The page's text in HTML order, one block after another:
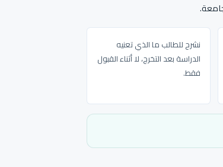
نشرح للطالب ما الذي تعنيه
الدراسة بعد التخرج، لا أثناء القبول
فقط.